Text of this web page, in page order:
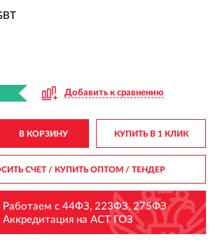
Добавить к сравнению
В КОРЗИНУ КУПИТЬ В 1 КЛИК
СЧЕТ / КУПИТЬ ОПТОМ/ ТЕНДЕР
Работаем с 44ФЗ, 223ФЗ, 275ФЗ
Аккредитация на АСТ ГОЗ